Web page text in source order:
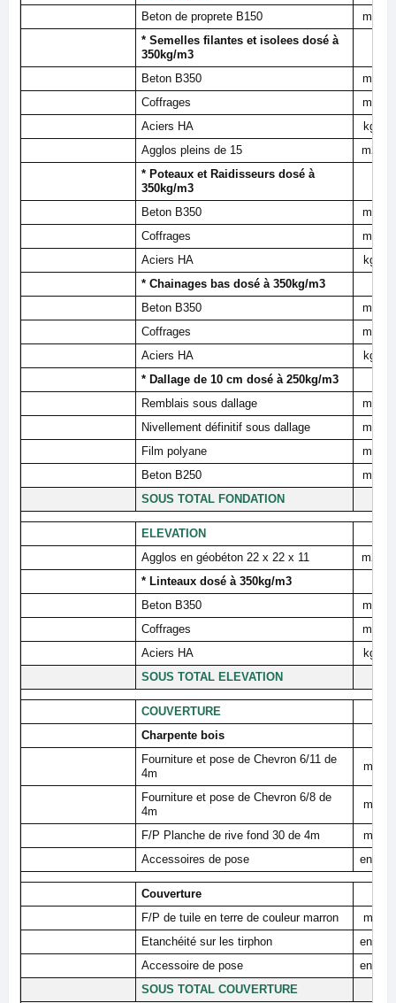
Beton de proprete B150
m³
* Semelles filantes et isolees dosé à
350kg/m3
Beton B350
m³
Coffrages
m²
Aciers HA
kg
Agglos pleins de 15
m2
* Poteaux et Raidisseurs dosé à
350kg/m3
Beton B350
m³
Coffrages
m²
Aciers HA
kg
* Chainages bas dosé à 350kg/m3
Beton B350
m³
Coffrages
m²
Aciers HA
kg
* Dallage de 10 cm dosé à 250kg/m3
Remblais sous dallage
m³
Nivellement définitif sous dallage
m²
Film polyane
m²
Beton B250
m³
SOUS TOTAL FONDATION
ELEVATION
Agglos en géobéton 22 x 22 x 11
m2
* Linteaux dosé à 350kg/m3
Beton B350
m³
Coffrages
m²
Aciers HA
kg
SOUS TOTAL ELEVATION
COUVERTURE
Charpente bois
Fourniture et pose de Chevron 6/11 de
4m
ml
Fourniture et pose de Chevron 6/8 de
4m
ml
F/P Planche de rive fond 30 de 4m ml
Accessoires de pose
ens
Couverture
F/P de tuile en terre de couleur marron
ml
Etanchéité sur les tirphon
ens
Accessoire de pose
ens
SOUS TOTAL COUVERTURE